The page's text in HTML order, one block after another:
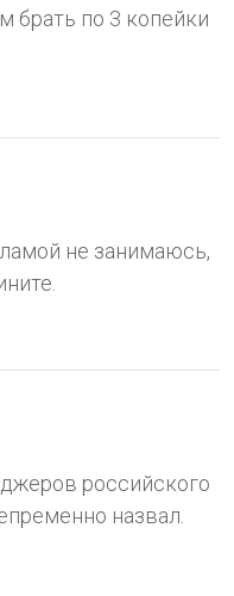
брать по 3 копейки
не занимаюсь,
российского
назвал.